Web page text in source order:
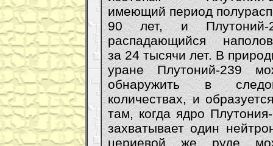
имеющий период
90 лет, и Плутоний-
распадающийся
за 24 тысячи лет. В
уране Плутоний-239
обнаружить в
количествах, и
там, когда ядро
захватывает один
цериевой же руде